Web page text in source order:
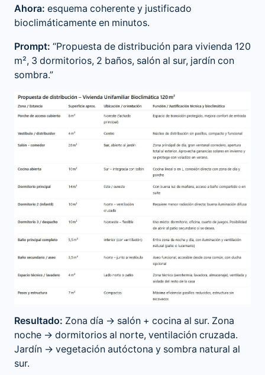
Ahora: esquema coherente y justificado
bioclimáticamente en minutos.
Prompt: “Propuesta de distribución para vivienda 120
m², 3 dormitorios, 2 baños, salón al sur, jardín con
sombra.”
Resultado: Zona día → salón + cocina al sur. Zona
noche → dormitorios al norte, ventilación cruzada.
Jardín → vegetación autóctona y sombra natural al
sur.